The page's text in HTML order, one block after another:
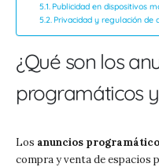
Publicidad en dispositivos
Privacidad y regulación de
¿Qué son los
programáticos
Los anuncios
compra y venta de